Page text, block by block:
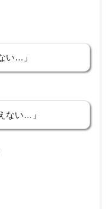
い…」
ない…」